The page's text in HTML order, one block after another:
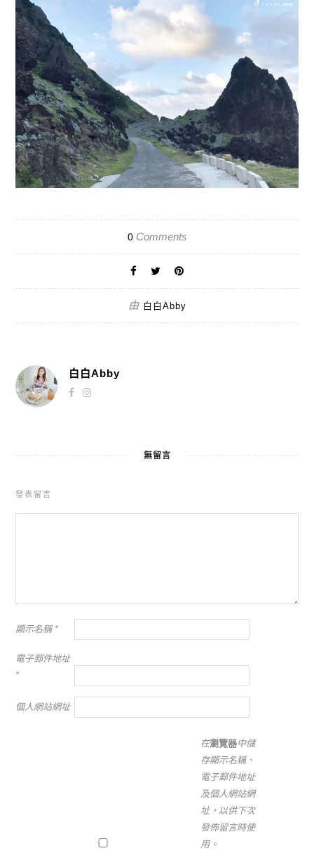
0Comments
由 白白Abby
白白Abby
無留言
發表留言
顯示名稱 *
電子郵件地址
*
個人網站網址
在瀏覽器中儲
存顯示名稱、
電子郵件地址
及個人網站網
址，以供下次
發佈留言時使
用。